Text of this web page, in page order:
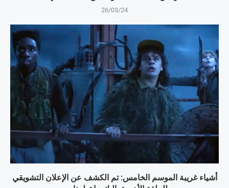
26/03/24
أشياء غريبة الموسم الخامس: تم الكشف عن الإعلان التشويقي